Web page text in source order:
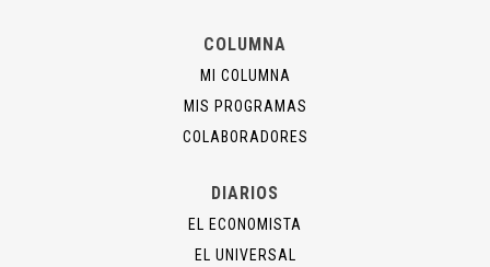
COLUMNA
MI COLUMNA
MIS PROGRAMAS
COLABORADORES
DIARIOS
EL ECONOMISTA
EL UNIVERSAL